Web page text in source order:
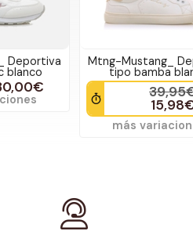
Deportiva
blanco
Mtng-Mustang_
tipo bamba
más